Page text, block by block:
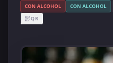
CON ALCOHOL CON ALCOHOL
QR